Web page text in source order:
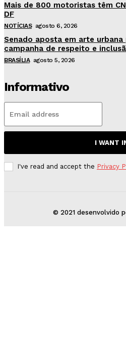
Mais de 800 motoristas têm
DF
NOTÍCIAS agosto 6, 2026
Senado aposta em arte
campanha de respeito e
BRASÍLIA agosto 5, 2026
Informativo
I WANT
I've read and accept the Privacy
© 2021 desenvolvido